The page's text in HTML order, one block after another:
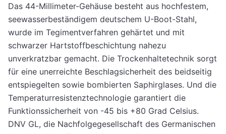
Das 44-Millimeter-Gehäuse besteht aus hochfestem,
seewasserbeständigem deutschem U-Boot-Stahl,
wurde im Tegimentverfahren gehärtet und mit
schwarzer Hartstoffbeschichtung nahezu
unverkratzbar gemacht. Die Trockenhaltetechnik sorgt
für eine ­unerreichte Beschlagsicherheit des beidseitig
entspiegelten sowie bombierten Saphirglases. Und die
Temperaturresistenztechnologie garantiert die
Funktionssicherheit von -45 bis +80 Grad Celsius.
DNV GL, die Nachfolgegesellschaft des Germanischen